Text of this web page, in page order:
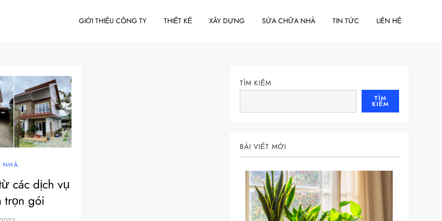
GIỚI THIỆU CÔNG TY THIẾT KẾ XÂY DỰNG SỬA CHỮA NHÀ TIN TỨC LIÊN HỆ
NHÀ
các dịch vụ
trọn gói
TÌM KIẾM
TÌM
KIẾM
BÀI VIẾT MỚI